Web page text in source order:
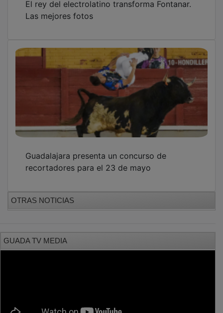
El rey del electrolatino transforma Fontanar.
Las mejores fotos
Guadalajara presenta un concurso de
recortadores para el 23 de mayo
OTRAS NOTICIAS
GUADA TV MEDIA